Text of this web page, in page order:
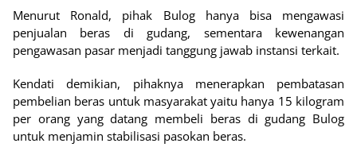
Menurut Ronald, pihak Bulog hanya bisa mengawasi
penjualan beras di gudang, sementara kewenangan
pengawasan pasar menjadi tanggung jawab instansi terkait.
Kendati demikian, pihaknya menerapkan pembatasan
pembelian beras untuk masyarakat yaitu hanya 15 kilogram
per orang yang datang membeli beras di gudang Bulog
untuk menjamin stabilisasi pasokan beras.